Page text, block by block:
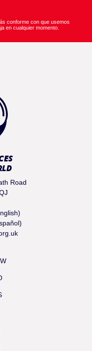
conforme con que usemos
en cualquier momento.
Road